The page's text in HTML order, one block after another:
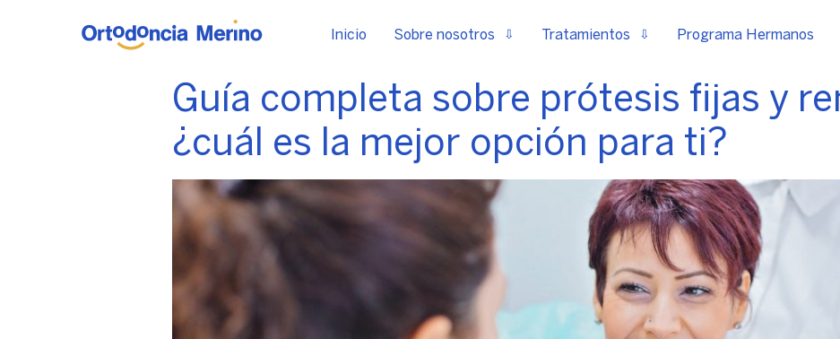
Inicio Sobre nosotros Tratamientos Programa Hermanos
Guía completa sobre prótesis fijas y
¿cuál es la mejor opción para ti?